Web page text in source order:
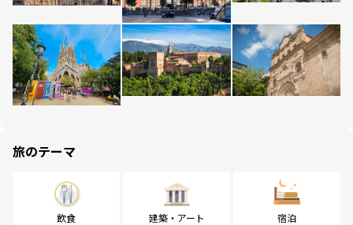
旅のテーマ
飲食 建築・アート 宿泊